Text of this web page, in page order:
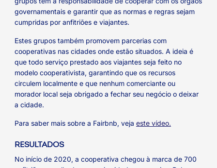
governamentais e garantir que as normas e regras sejam
cumpridas por anfitriões e viajantes.
Estes grupos também promovem parcerias com
cooperativas nas cidades onde estão situados. A ideia é
que todo serviço prestado aos viajantes seja feito no
modelo cooperativista, garantindo que os recursos
circulem localmente e que nenhum comerciante ou
morador local seja obrigado a fechar seu negócio o deixar
a cidade.
Para saber mais sobre a Fairbnb, veja este vídeo.
RESULTADOS
No início de 2020, a cooperativa chegou à marca de 700